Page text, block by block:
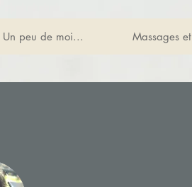
Un peu de moi... Massages